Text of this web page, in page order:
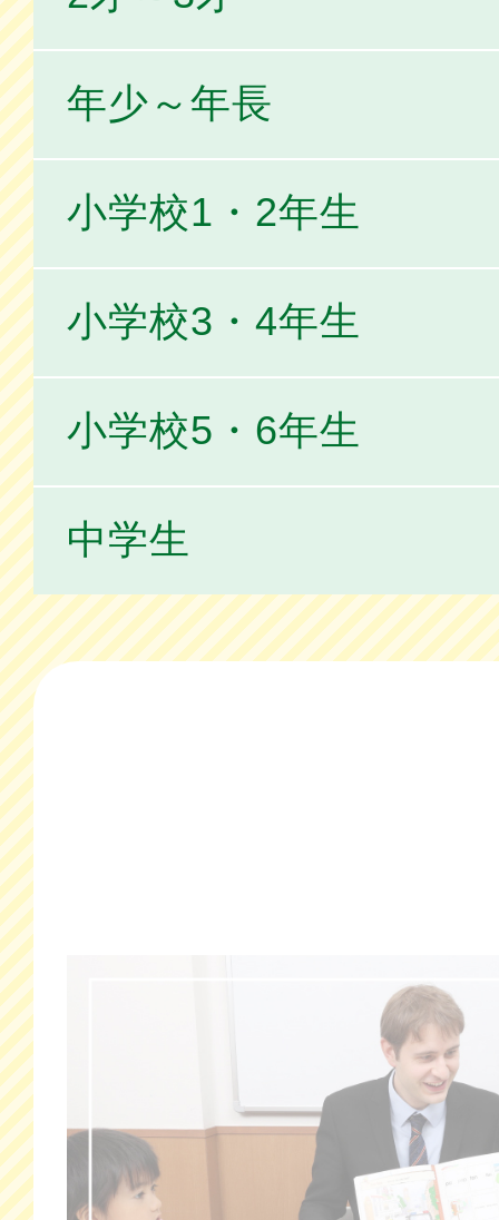
年少～年長
小学校1・2年生
小学校3・4年生
小学校5・6年生
中学生